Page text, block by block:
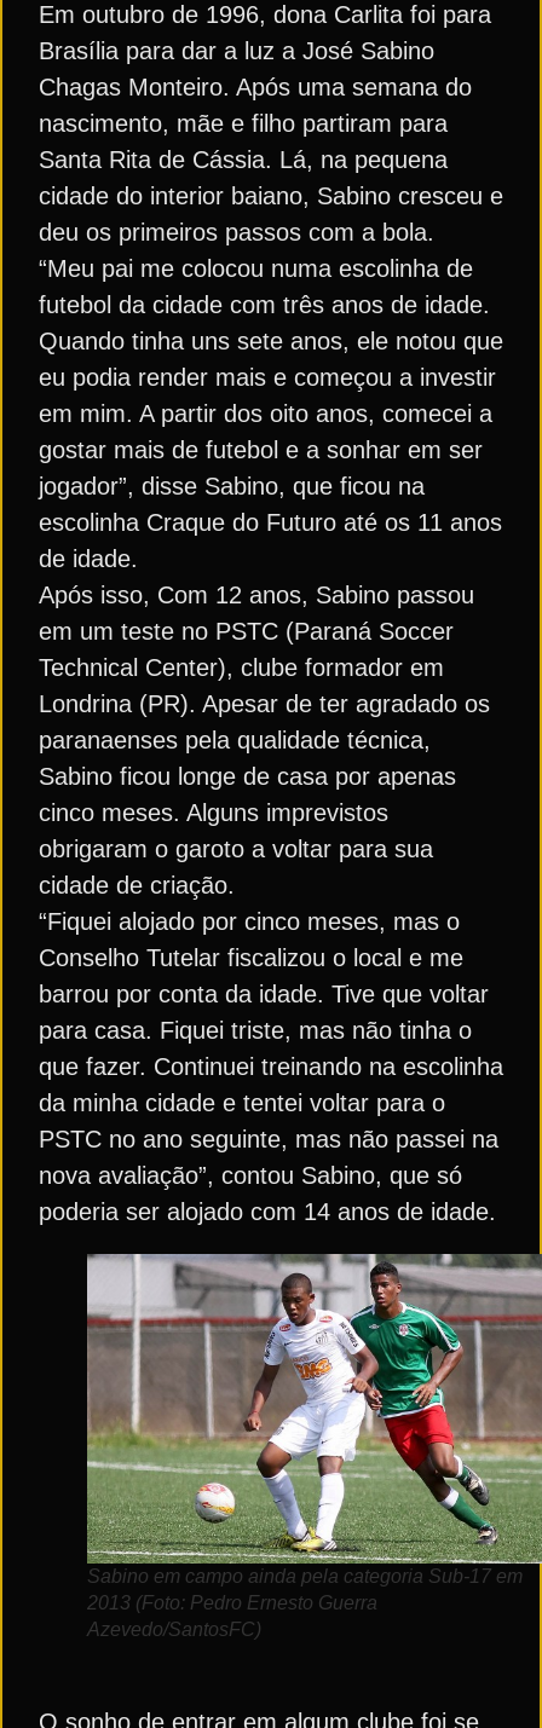
Em outubro de 1996, dona Carlita foi para
Brasília para dar a luz a José Sabino
Chagas Monteiro. Após uma semana do
nascimento, mãe e filho partiram para
Santa Rita de Cássia. Lá, na pequena
cidade do interior baiano, Sabino cresceu e
deu os primeiros passos com a bola.
“Meu pai me colocou numa escolinha de
futebol da cidade com três anos de idade.
Quando tinha uns sete anos, ele notou que
eu podia render mais e começou a investir
em mim. A partir dos oito anos, comecei a
gostar mais de futebol e a sonhar em ser
jogador”, disse Sabino, que ficou na
escolinha Craque do Futuro até os 11 anos
de idade.
Após isso, Com 12 anos, Sabino passou
em um teste no PSTC (Paraná Soccer
Technical Center), clube formador em
Londrina (PR). Apesar de ter agradado os
paranaenses pela qualidade técnica,
Sabino ficou longe de casa por apenas
cinco meses. Alguns imprevistos
obrigaram o garoto a voltar para sua
cidade de criação.
“Fiquei alojado por cinco meses, mas o
Conselho Tutelar fiscalizou o local e me
barrou por conta da idade. Tive que voltar
para casa. Fiquei triste, mas não tinha o
que fazer. Continuei treinando na escolinha
da minha cidade e tentei voltar para o
PSTC no ano seguinte, mas não passei na
nova avaliação”, contou Sabino, que só
poderia ser alojado com 14 anos de idade.
Sabino em campo ainda pela categoria Sub-17 em
2013 (Foto: Pedro Ernesto Guerra
Azevedo/SantosFC)
O sonho de entrar em algum clube foi se